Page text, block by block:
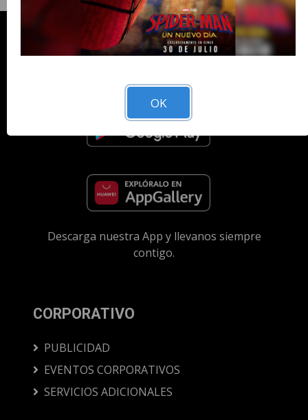
Descarga nuestra App y llevanos siempre
contigo.
CORPORATIVO
PUBLICIDAD
EVENTOS CORPORATIVOS
SERVICIOS ADICIONALES
OK